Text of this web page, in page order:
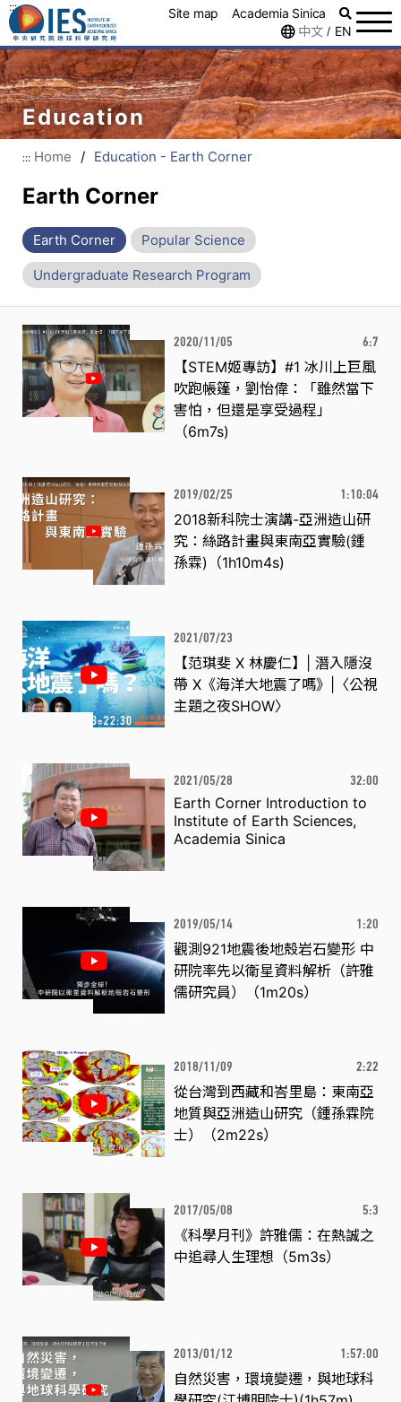
::: Site map
Academia Sinica
中文 / EN
Education
::: Home / Education - Earth Corner
Earth Corner
Earth Corner Popular Science
Undergraduate Research Program
2020/11/05 6:7
【STEM姬專訪】#1 冰川上巨風
吹跑帳篷，劉怡偉：「雖然當下
害怕，但還是享受過程」
（6m7s)
2019/02/25 1:10:04
2018新科院士演講-亞洲造山研
究：絲路計畫與東南亞實驗(鍾
孫霖)（1h10m4s)
2021/07/23
【范琪斐 X 林慶仁】| 潛入隱沒
帶 X《海洋大地震了嗎》|〈公視
主題之夜SHOW〉
2021/05/28 32:00
Earth Corner Introduction to
Institute of Earth Sciences,
Academia Sinica
2019/05/14 1:20
觀測921地震後地殼岩石變形 中
研院率先以衛星資料解析（許雅
儒研究員）（1m20s）
2018/11/09 2:22
從台灣到西藏和峇里島：東南亞
地質與亞洲造山研究（鍾孫霖院
士）（2m22s）
2017/05/08 5:3
《科學月刊》許雅儒：在熱誠之
中追尋人生理想（5m3s）
2013/01/12 1:57:00
自然災害，環境變遷，與地球科